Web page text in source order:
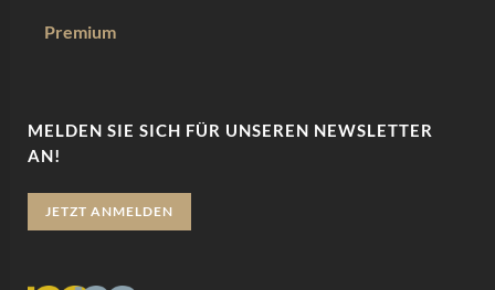
Premium
MELDEN SIE SICH FÜR UNSEREN NEWSLETTER
AN!
JETZT ANMELDEN